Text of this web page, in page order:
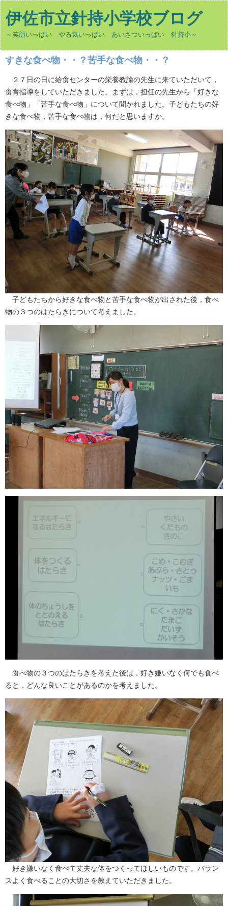
伊佐市立針持小学校ブログ
～笑顔いっぱい やる気いっぱい あいさついっぱい 針持小～
すきな食べ物・・？苦手な食べ物・・？
２７日の日に給食センターの栄養教諭の先生に来ていただいて，
食育指導をしていただきました。まずは，担任の先生から「好きな
食べ物」「苦手な食べ物」について聞かれました。子どもたちの好
きな食べ物，苦手な食べ物は，何だと思いますか。
子どもたちから好きな食べ物と苦手な食べ物が出された後，食べ
物の３つのはたらきについて考えました。
食べ物の３つのはたらきを考えた後は，好き嫌いなく何でも食べ
ると，どんな良いことがあるのかを考えました。
好き嫌いなく食べて丈夫な体をつくってほしいものです。バラン
スよく食べることの大切さを教えていただきました。